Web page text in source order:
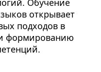
Обучение
открывает
подходов в
формированию